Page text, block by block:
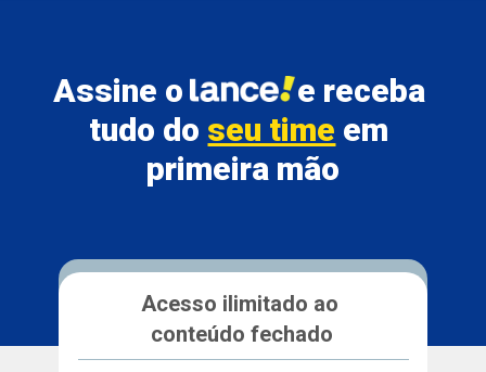
Assine o e receba
tudo do seu time em
primeira mão
Acesso ilimitado ao
conteúdo fechado